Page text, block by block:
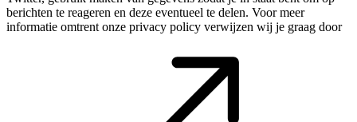
berichten te reageren en deze eventueel te delen. Voor meer
informatie omtrent onze privacy policy verwijzen wij je graag door